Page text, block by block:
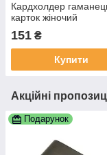
Кардхолдер
карток жіночий
151 ₴
Купити
Акційні
Подарунок